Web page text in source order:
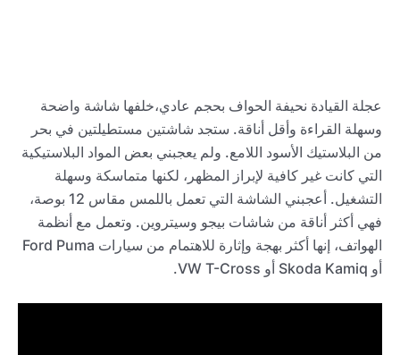
عجلة القيادة نحيفة الحواف بحجم عادي،خلفها شاشة واضحة
وسهلة القراءة وأقل أناقة. ستجد شاشتين مستطيلتين في بحر
من البلاستيك الأسود اللامع. ولم يعجبني بعض المواد البلاستيكية
التي كانت غير كافية لإبراز المظهر، لكنها متماسكة وسهلة
التشغيل. أعجبني الشاشة التي تعمل باللمس مقاس 12 بوصة،
فهي أكثر أناقة من شاشات بيجو وسيتروين. وتعمل مع أنظمة
الهواتف، إنها أكثر بهجة وإثارة للاهتمام من سيارات Ford Puma
أو Skoda Kamiq أو VW T-Cross.